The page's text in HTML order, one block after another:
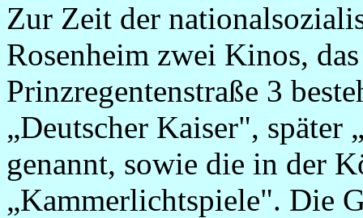
Zur Zeit der
Rosenheim zwei Kinos,
Prinzregentenstraße 3
„Deutscher Kaiser",
genannt, sowie die in der
„Kammerlichtspiele". Die